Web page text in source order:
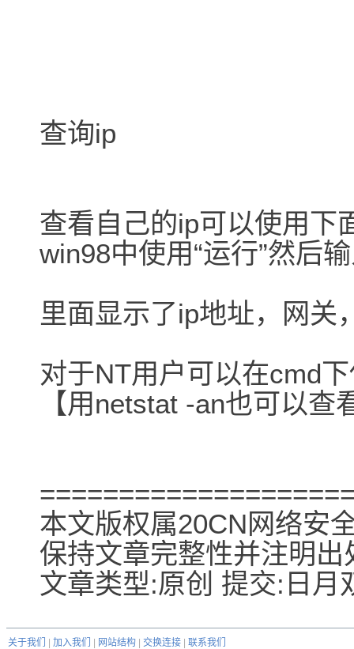
查询ip
查看自己的ip可以使用下
win98中使用“运行”然后
里面显示了ip地址，网关
对于NT用户可以在cmd
【用netstat -an也可以查
本文版权属20CN网络安
保持文章完整性并注明出
文章类型:原创 提交:日月
关于我们 加入我们 网站结构 交换连接
联系我们